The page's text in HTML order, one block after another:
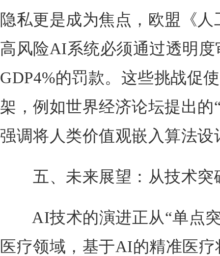
隐私更是成为焦点，欧盟《
高风险AI系统必须通过透明
GDP4%的罚款。这些挑战促
架，例如世界经济论坛提出
强调将人类价值观嵌入算法设
五、未来展望：从技术突
AI技术的演进正从“单点突
医疗领域，基于AI的精准医